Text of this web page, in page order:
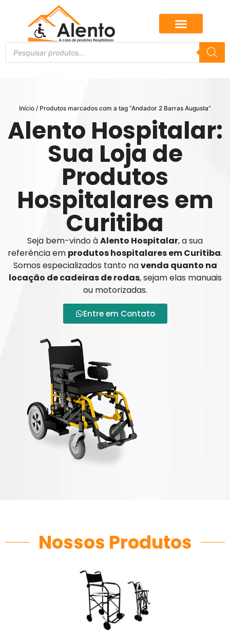
Início / Produtos marcados com a tag “Andador 2 Barras Augusta”
Alento Hospitalar:
Sua Loja de
Produtos
Hospitalares em
Curitiba
Seja bem-vindo àAlento Hospitalar, a sua
referência em produtos hospitalares em Curitiba.
Somos especializados tanto navenda quanto na
locação de cadeiras de rodas, sejam elas manuais
ou motorizadas.
Entre em Contato
Nossos Produtos